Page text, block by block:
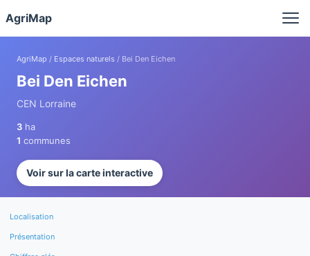
AgriMap
AgriMap / Espaces naturels / Bei Den Eichen
Bei Den Eichen
CEN Lorraine
3 ha
1 communes
Voir sur la carte interactive
Localisation
Présentation